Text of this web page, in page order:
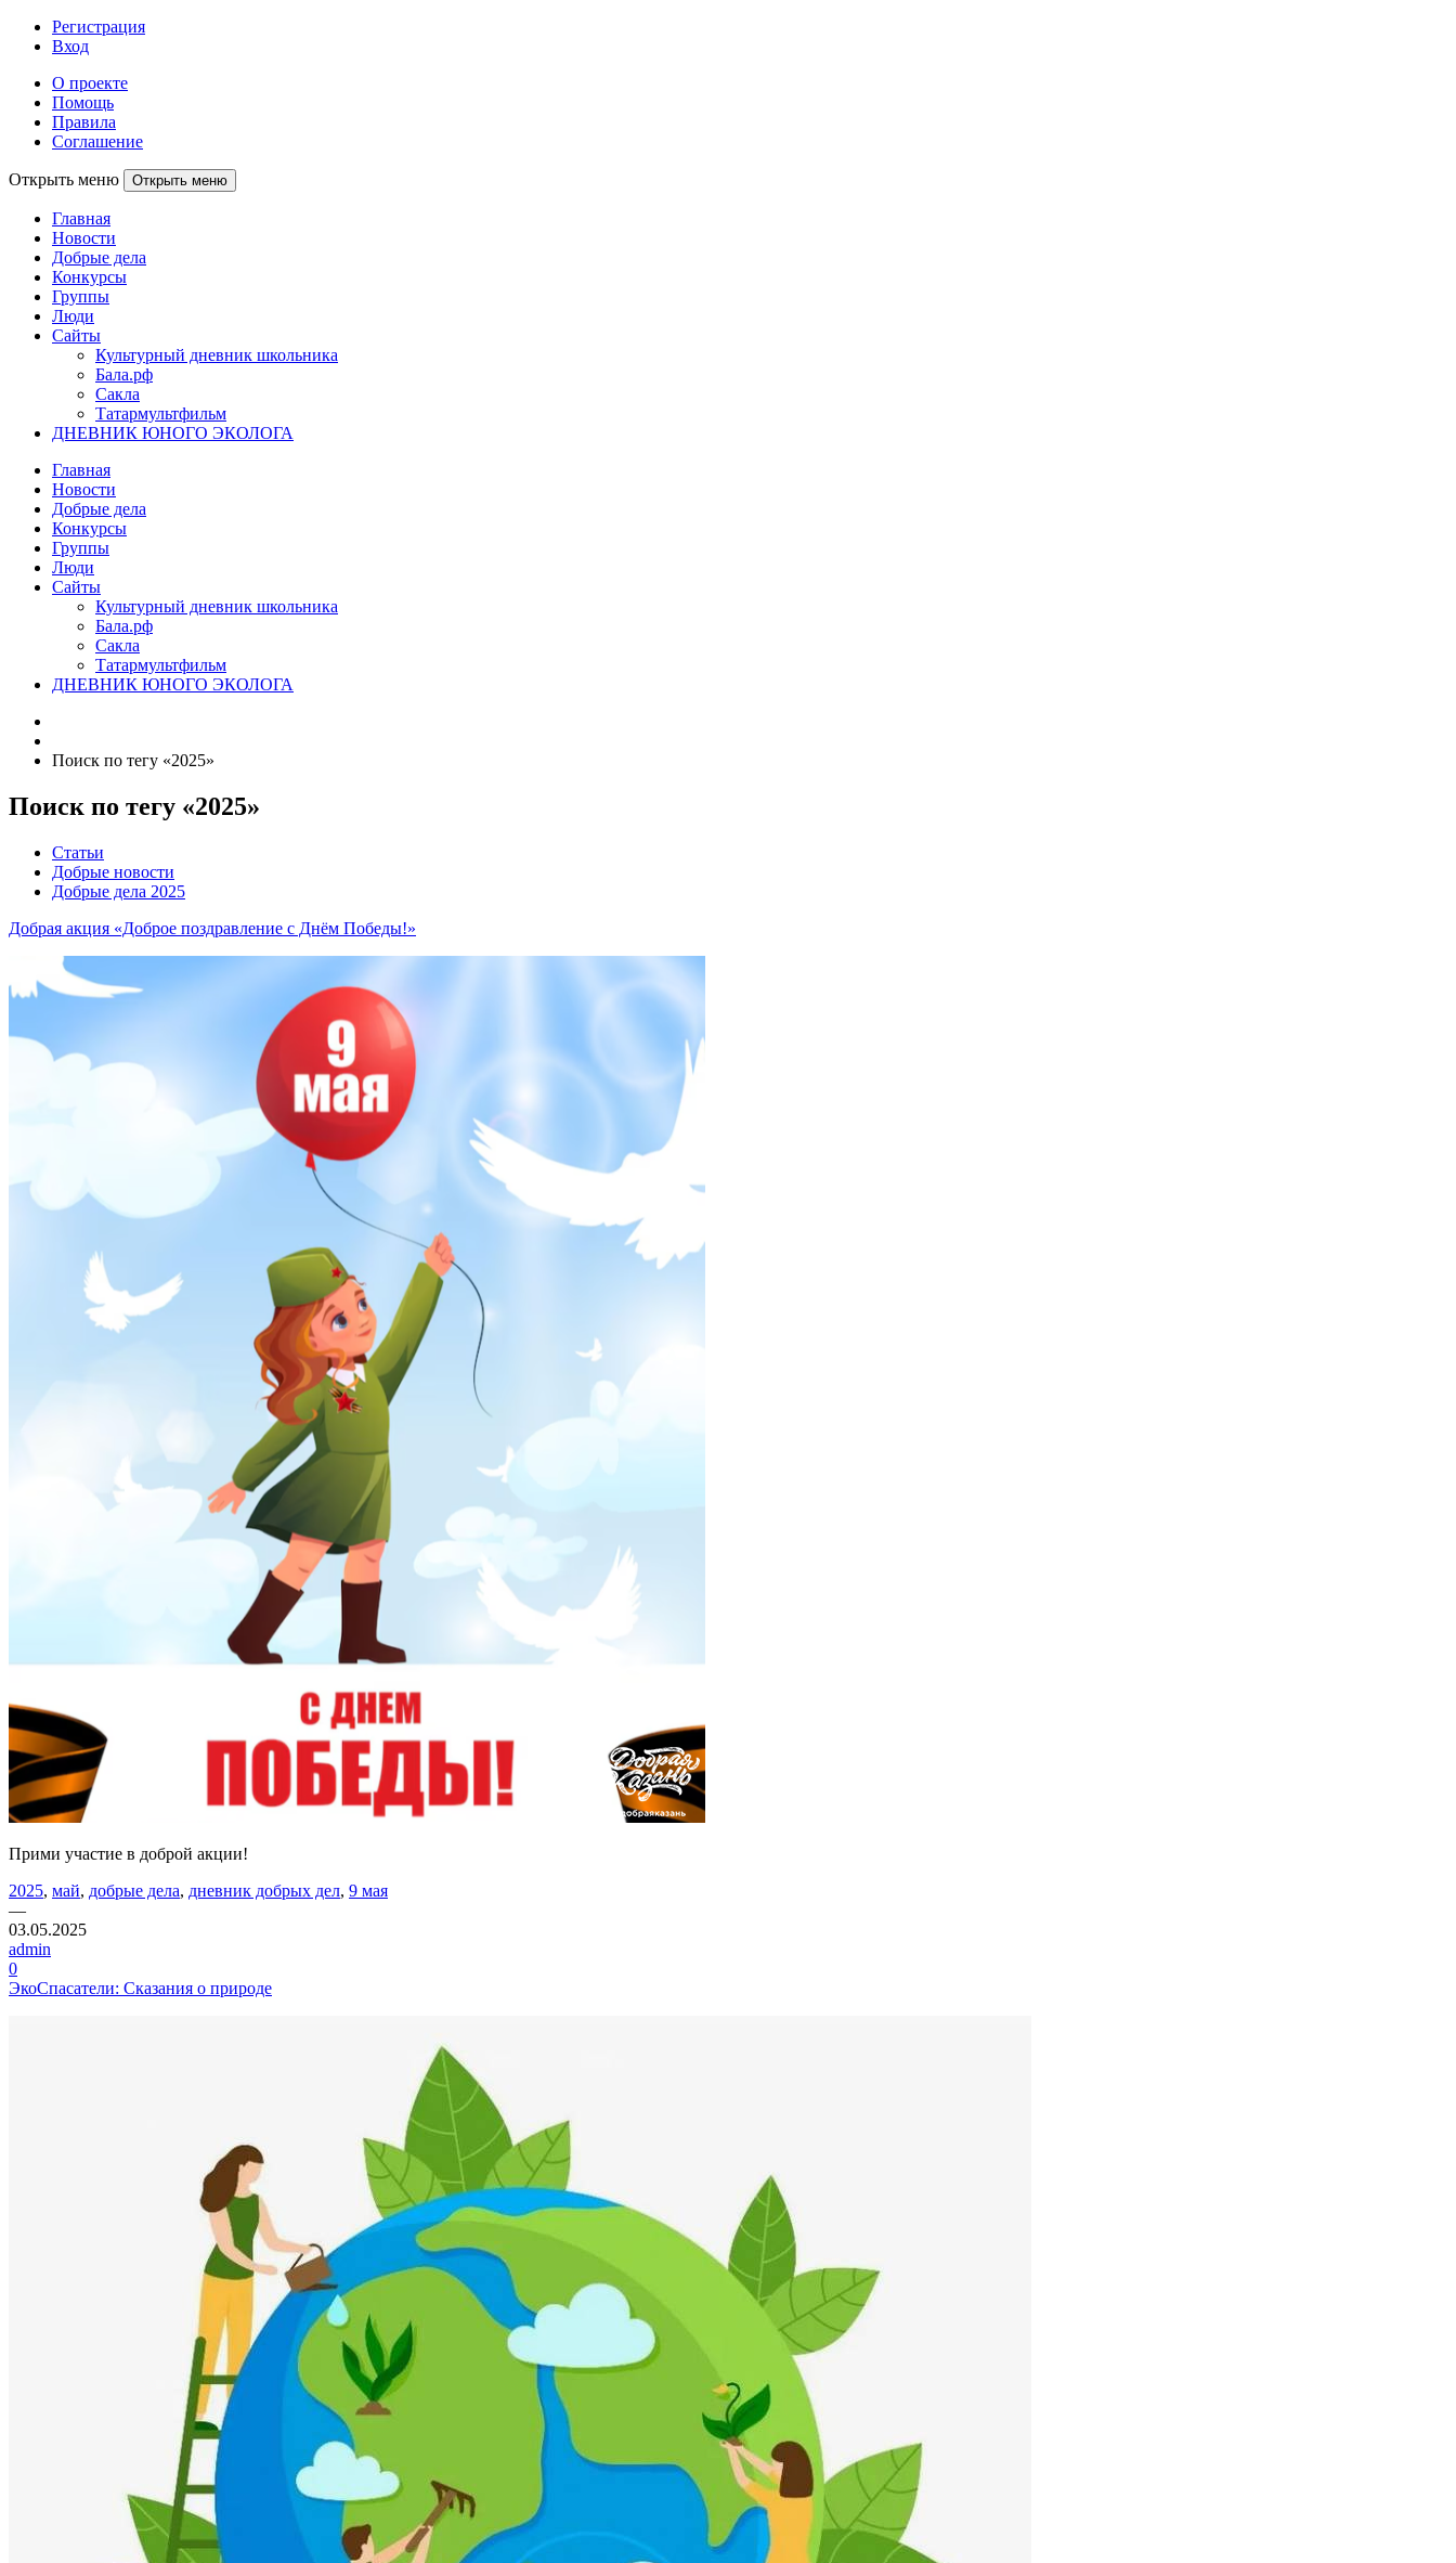
Регистрация
Вход
О проекте
Помощь
Правила
Соглашение
Открыть меню Открыть меню
Главная
Новости
Добрые дела
Конкурсы
Группы
Люди
Сайты
Культурный дневник школьника
Бала.рф
Сакла
Татармультфильм
ДНЕВНИК ЮНОГО ЭКОЛОГА
Главная
Новости
Добрые дела
Конкурсы
Группы
Люди
Сайты
Культурный дневник школьника
Бала.рф
Сакла
Татармультфильм
ДНЕВНИК ЮНОГО ЭКОЛОГА
Поиск по тегу «2025»
Поиск по тегу «2025»
Статьи
Добрые новости
Добрые дела 2025
Добрая акция «Доброе поздравление с Днём Победы!»
Прими участие в доброй акции!
2025, май, добрые дела, дневник добрых дел, 9 мая
—
03.05.2025
admin
0
ЭкоСпасатели: Сказания о природе